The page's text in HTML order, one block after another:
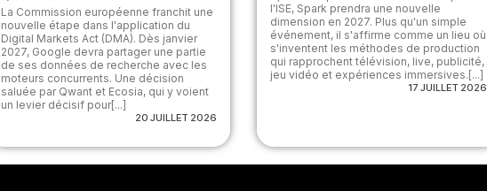
La Commission européenne franchit une
nouvelle étape dans l'application du
Digital Markets Act (DMA). Dès janvier
2027, Google devra partager une partie
de ses données de recherche avec les
moteurs concurrents. Une décision
saluée par Qwant et Ecosia, qui y voient
un levier décisif pour[...]
20 JUILLET 2026
l'ISE, Spark prendra une nouvelle
dimension en 2027. Plus qu'un simple
événement, il s'affirme comme un lieu où
s'inventent les méthodes de production
qui rapprochent télévision, live, publicité,
jeu vidéo et expériences immersives.[...]
17 JUILLET 2026